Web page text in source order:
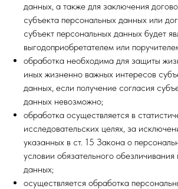
данных, а также для заключения
субъекта персональных данных или
субъект персональных данных будет
выгодоприобретателем или
обработка необходима для защиты
иных жизненно важных интересов
данных, если получение согласия
данных невозможно;
обработка осуществляется в
исследовательских целях, за
указанных в ст. 15 Закона о
условии обязательного
данных;
осуществляется обработка